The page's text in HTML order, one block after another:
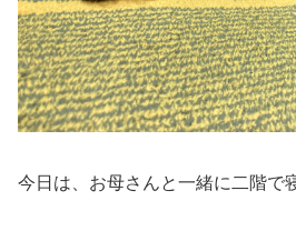
今日は、お母さんと一緒に二階で